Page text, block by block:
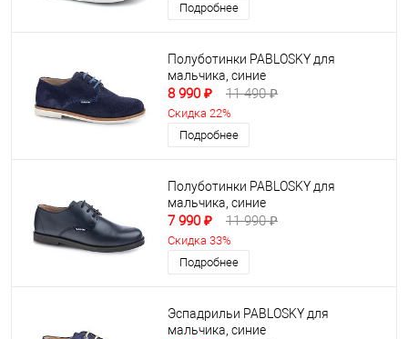
Подробнее
Полуботинки PABLOSKY для
мальчика, синие
8 990 ₽ 11 490 ₽
Скидка 22%
Подробнее
Полуботинки PABLOSKY для
мальчика, синие
7 990 ₽ 11 990 ₽
Скидка 33%
Подробнее
Эспадрильи PABLOSKY для
мальчика, синие